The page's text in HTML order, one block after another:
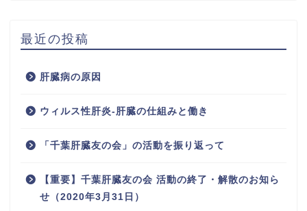
最近の投稿
肝臓病の原因
ウィルス性肝炎-肝臓の仕組みと働き
「千葉肝臓友の会」の活動を振り返って
【重要】千葉肝臓友の会 活動の終了・解散のお知ら
せ（2020年3月31日）